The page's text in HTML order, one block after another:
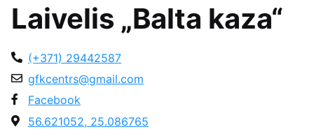
Laivelis „Balta kaza“
(+371) 29442587
gfkcentrs@gmail.com
Facebook
56.621052, 25.086765